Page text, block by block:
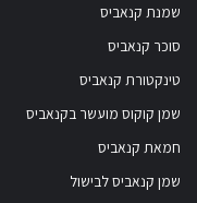
שמנת קנאביס
סוכר קנאביס
טינקטורת קנאביס
שמן קוקוס מועשר בקנאביס
חמאת קנאביס
שמן קנאביס לבישול